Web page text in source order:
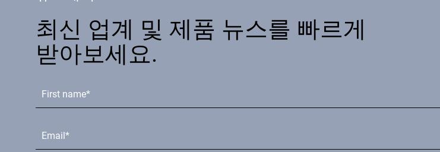
최신 업계 및 제품 뉴스를 빠르게
받아보세요.